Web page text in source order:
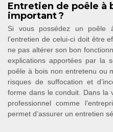
Entretien de poêle à
important ?
Si vous possédez un poêle
l’entretien de celui-ci doit être
ne pas altérer son bon
explications apportées par la
poêle à bois non entretenu ou
risques de suffocation et
forme dans le conduit. Dans la
professionnel comme
permet d’assurer un entretien